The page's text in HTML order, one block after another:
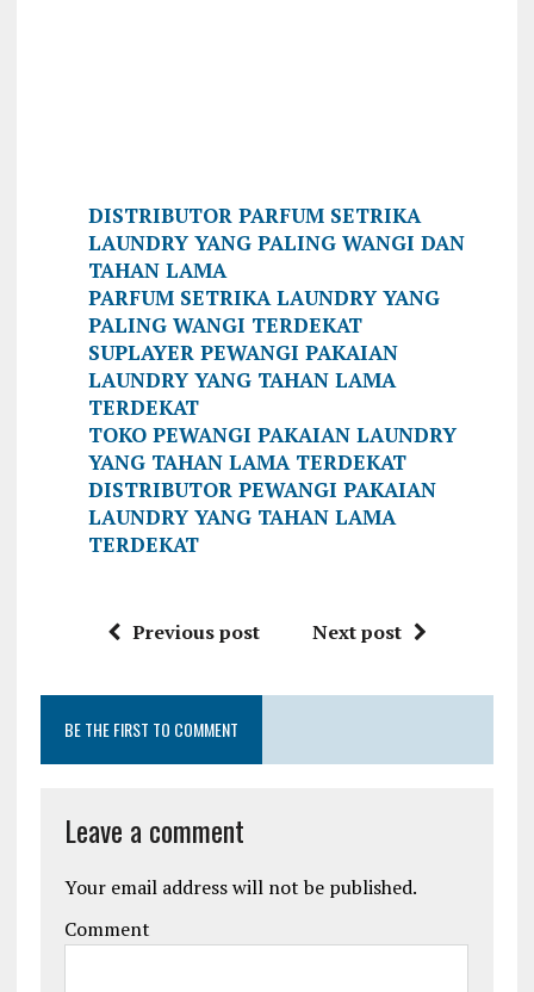
DISTRIBUTOR PARFUM SETRIKA
LAUNDRY YANG PALING WANGI DAN
TAHAN LAMA
PARFUM SETRIKA LAUNDRY YANG
PALING WANGI TERDEKAT
SUPLAYER PEWANGI PAKAIAN
LAUNDRY YANG TAHAN LAMA
TERDEKAT
TOKO PEWANGI PAKAIAN LAUNDRY
YANG TAHAN LAMA TERDEKAT
DISTRIBUTOR PEWANGI PAKAIAN
LAUNDRY YANG TAHAN LAMA
TERDEKAT
Previous post Next post
BE THE FIRST TO COMMENT
Leave a comment
Your email address will not be published.
Comment